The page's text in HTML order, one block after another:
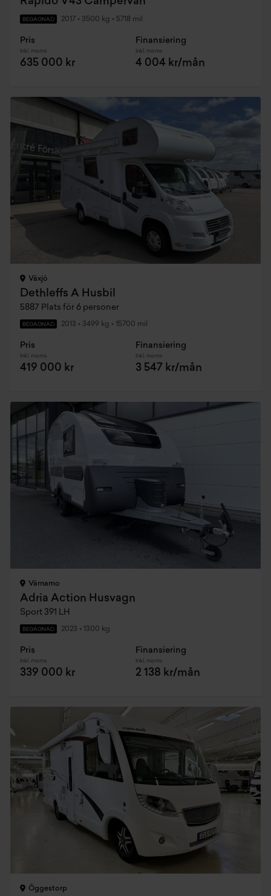
BEGAGNAD 2017 • 3500 kg • 5718 mil
Pris
Inkl. moms
635 000 kr
Finansiering
Inkl. moms
4 004 kr/mån
Växjö
Dethleffs A Husbil
5887 Plats för 6 personer
BEGAGNAD 2013 • 3499 kg • 15700 mil
Pris
Inkl. moms
419 000 kr
Finansiering
Inkl. moms
3 547 kr/mån
Värnamo
Adria Action Husvagn
Sport 391 LH
BEGAGNAD 2023 • 1300 kg
Pris
Inkl. moms
339 000 kr
Finansiering
Inkl. moms
2 138 kr/mån
Öggestorp